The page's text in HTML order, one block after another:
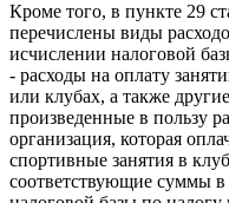
Кроме того, в пункте 29
перечислены виды
исчислении налоговой
- расходы на оплату
или клубах, а также
произведенные в пользу
организация, которая
спортивные занятия в
соответствующие суммы в